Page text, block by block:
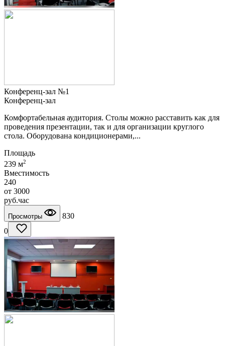
Конференц-зал №1
Конференц-зал
Комфортабельная аудитория. Столы можно расставить как для
проведения презентации, так и для организации круглого
стола. Оборудована кондиционерами,...
Площадь
239 м2
Вместимость
240
от 3000
руб.час
Просмотры
830
0